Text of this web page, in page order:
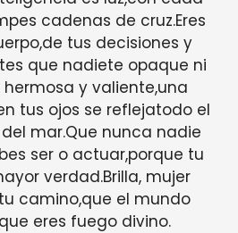
cadenas de cruz.Eres
tus decisiones y
que nadiete opaque ni
hermosa y valiente,una
tus ojos se reflejatodo el
mar.Que nunca nadie
ser o actuar,porque tu
verdad.Brilla, mujer
camino,que el mundo
eres fuego divino.